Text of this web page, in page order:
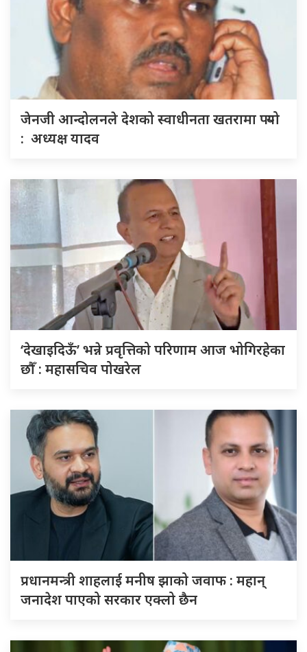
जेनजी आन्दोलनले देशको स्वाधीनता खतरामा पर्‍यो
: अध्यक्ष यादव
‘देखाइदिऊँ’ भन्ने प्रवृत्तिको परिणाम आज भोगिरहेका
छौँ : महासचिव पोखरेल
प्रधानमन्त्री शाहलाई मनीष झाको जवाफ : महान्
जनादेश पाएको सरकार एक्लो छैन